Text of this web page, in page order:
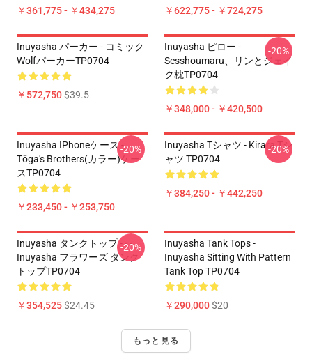
￥361,775 - ￥434,275 ￥622,775 - ￥724,275
Inuyasha パーカー - コミック
WolfパーカーTP0704
￥572,750$39.5
Inuyasha ピロー -
Sesshoumaru、リンとジェイ
ク枕TP0704
￥348,000 - ￥420,500
-20%
Inuyasha IPhoneケース -
Tōga's Brothers(カラー)ケー
スTP0704
￥233,450 - ￥253,750
-20%
Inuyasha Tシャツ - Kirara Tシ
ャツ TP0704
￥384,250 - ￥442,250
-20%
Inuyasha タンクトップ - - -
Inuyasha フラワーズ タンク
トップTP0704
￥354,525$24.45
-20%
Inuyasha Tank Tops -
Inuyasha Sitting With Pattern
Tank Top TP0704
￥290,000$20
もっと見る